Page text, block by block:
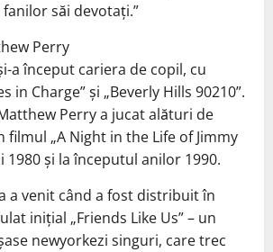
săi devotați.”
Perry
a început cariera de copil, cu
in Charge” și „Beverly Hills 90210”.
Perry a jucat alături de
filmul „A Night in the Life of Jimmy
1980 și la începutul anilor 1990.
a venit când a fost distribuit în
inițial „Friends Like Us” – un
newyorkezi singuri, care trec